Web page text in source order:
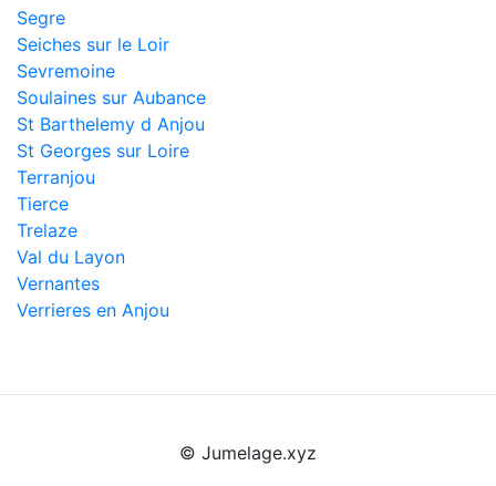
Segre
Seiches sur le Loir
Sevremoine
Soulaines sur Aubance
St Barthelemy d Anjou
St Georges sur Loire
Terranjou
Tierce
Trelaze
Val du Layon
Vernantes
Verrieres en Anjou
© Jumelage.xyz